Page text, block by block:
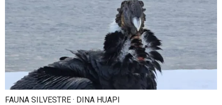
FAUNA SILVESTRE · DINA HUAPI